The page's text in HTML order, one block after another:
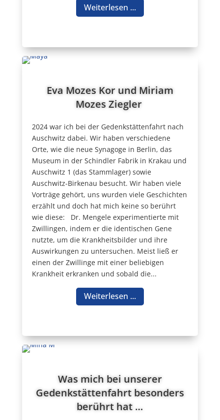
Weiterlesen ...
Eva Mozes Kor und Miriam
Mozes Ziegler
2024 war ich bei der Gedenkstättenfahrt nach
Auschwitz dabei. Wir haben verschiedene
Orte, wie die neue Synagoge in Berlin, das
Museum in der Schindler Fabrik in Krakau und
Auschwitz 1 (das Stammlager) sowie
Auschwitz-Birkenau besucht. Wir haben viele
Vorträge gehört, uns wurden viele Geschichten
erzählt und doch hat mich keine so berührt
wie diese: Dr. Mengele experimentierte mit
Zwillingen, indem er die identischen Gene
nutzte, um die Krankheitsbilder und ihre
Auswirkungen zu untersuchen. Meist ließ er
einen der Zwillinge mit einer beliebigen
Krankheit erkranken und sobald die...
Weiterlesen ...
Was mich bei unserer
Gedenkstättenfahrt besonders
berührt hat …